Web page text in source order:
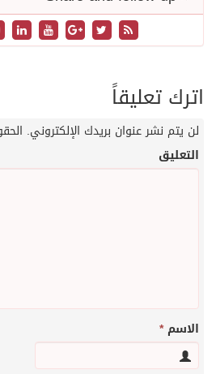
اترك تعليقاً
لن يتم نشر عنوان بريدك الإلكتروني.
التعليق
الاسم*